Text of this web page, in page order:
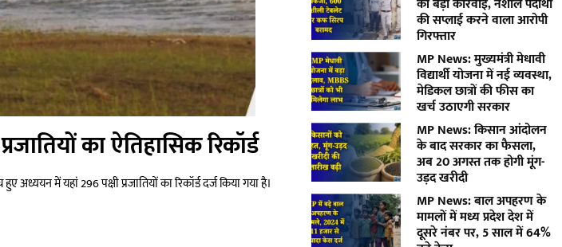
का ऐतिहासिक रिकॉर्ड
में यहां 296 पक्षी प्रजातियों का रिकॉर्ड दर्ज किया गया है।
की सप्लाई करने वाला आरोपी
गिरफ्तार
MP News: मुख्यमंत्री मेधावी
विद्यार्थी योजना में नई व्यवस्था,
मेडिकल छात्रों की फीस का
खर्च उठाएगी सरकार
MP News: किसान आंदोलन
के बाद सरकार का फैसला,
अब 20 अगस्त तक होगी मूंग-
उड़द खरीदी
MP News: बाल अपहरण के
मामलों में मध्य प्रदेश देश में
दूसरे नंबर पर, 5 साल में 64%